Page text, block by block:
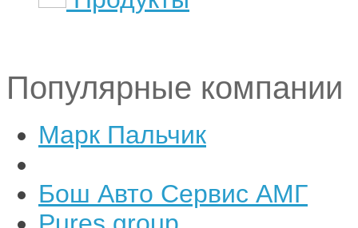
Популярные компании
Марк Пальчик
Бош Авто Сервис АМГ